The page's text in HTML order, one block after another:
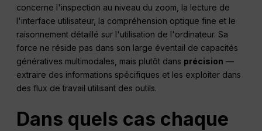
concerne l'inspection au niveau du zoom, la lecture de
l'interface utilisateur, la compréhension optique fine et le
raisonnement détaillé sur l'utilisation de l'ordinateur. Sa
force ne réside pas dans son large éventail de capacités
génératives multimodales, mais plutôt dans précision —
extraire des informations spécifiques et les exploiter dans
des flux de travail utilisant des outils.
Dans quels cas chaque